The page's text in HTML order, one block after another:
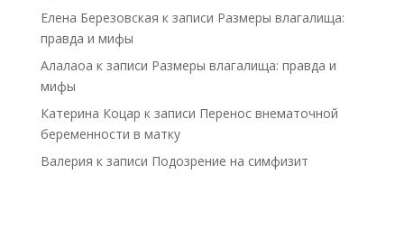
Елена Березовская к записи Размеры влагалища:
правда и мифы
Алалаоа к записи Размеры влагалища: правда и
мифы
Катерина Коцар к записи Перенос внематочной
беременности в матку
Валерия к записи Подозрение на симфизит